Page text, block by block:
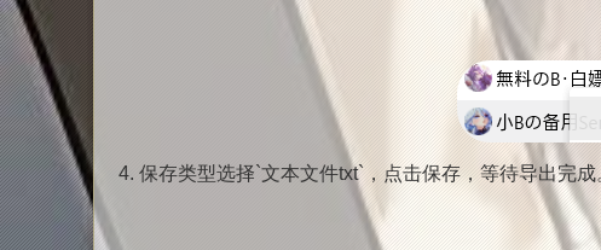
4. 保存类型选择`文本文件txt`，点击保存，等待导出完